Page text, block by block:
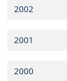
2002
2001
2000